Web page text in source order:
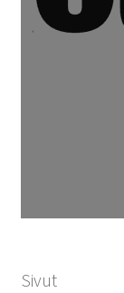
Sivut